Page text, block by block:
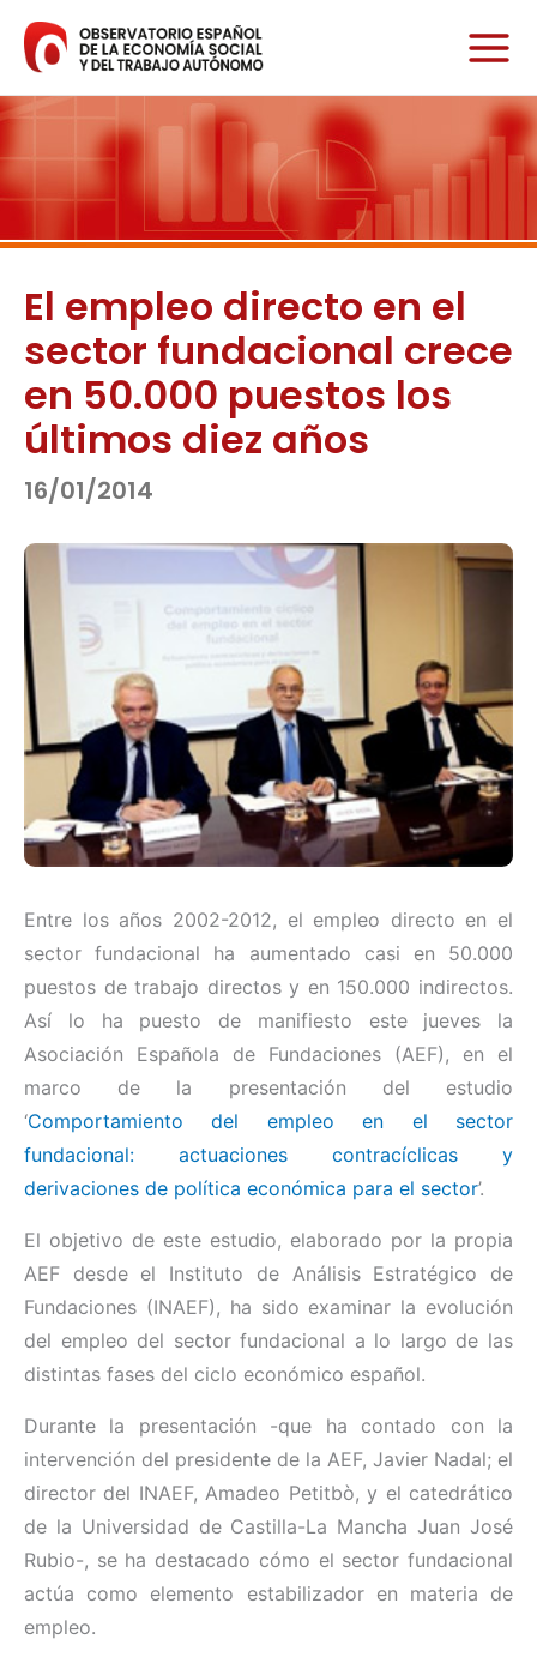
contenido
El empleo directo en el
sector fundacional crece
en 50.000 puestos los
últimos diez años
16/01/2014
Entre los años 2002-2012, el empleo directo en el
sector fundacional ha aumentado casi en 50.000
puestos de trabajo directos y en 150.000 indirectos.
Así lo ha puesto de manifiesto este jueves la
Asociación Española de Fundaciones (AEF), en el
marco de la presentación del estudio
‘Comportamiento del empleo en el sector
fundacional: actuaciones contracíclicas y
derivaciones de política económica para el sector’.
El objetivo de este estudio, elaborado por la propia
AEF desde el Instituto de Análisis Estratégico de
Fundaciones (INAEF), ha sido examinar la evolución
del empleo del sector fundacional a lo largo de las
distintas fases del ciclo económico español.
Durante la presentación -que ha contado con la
intervención del presidente de la AEF, Javier Nadal; el
director del INAEF, Amadeo Petitbò, y el catedrático
de la Universidad de Castilla-La Mancha Juan José
Rubio-, se ha destacado cómo el sector fundacional
actúa como elemento estabilizador en materia de
empleo.